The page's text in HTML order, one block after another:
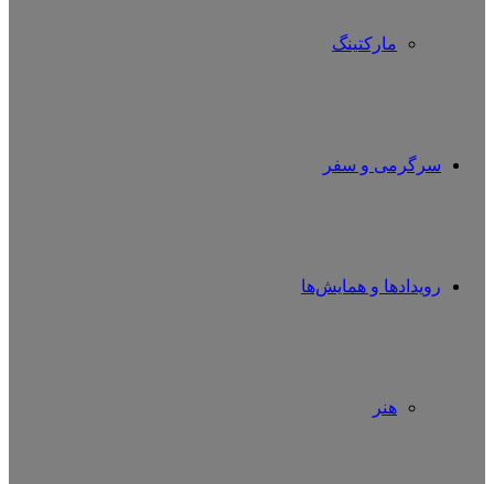
مارکتینگ
سرگرمی و سفر
رویدادها و همایش‌ها
هنر